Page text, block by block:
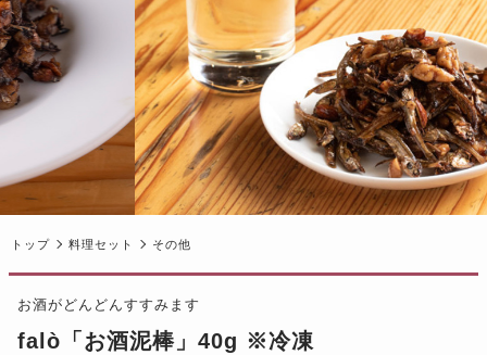
トップ 料理セット その他
お酒がどんどんすすみます
falò「お酒泥棒」40g ※冷凍